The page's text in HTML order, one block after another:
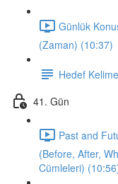
Günlük
(Zaman) (10:37)
Hedef
41. Gün
Past and
(Before, After,
Cümleleri)